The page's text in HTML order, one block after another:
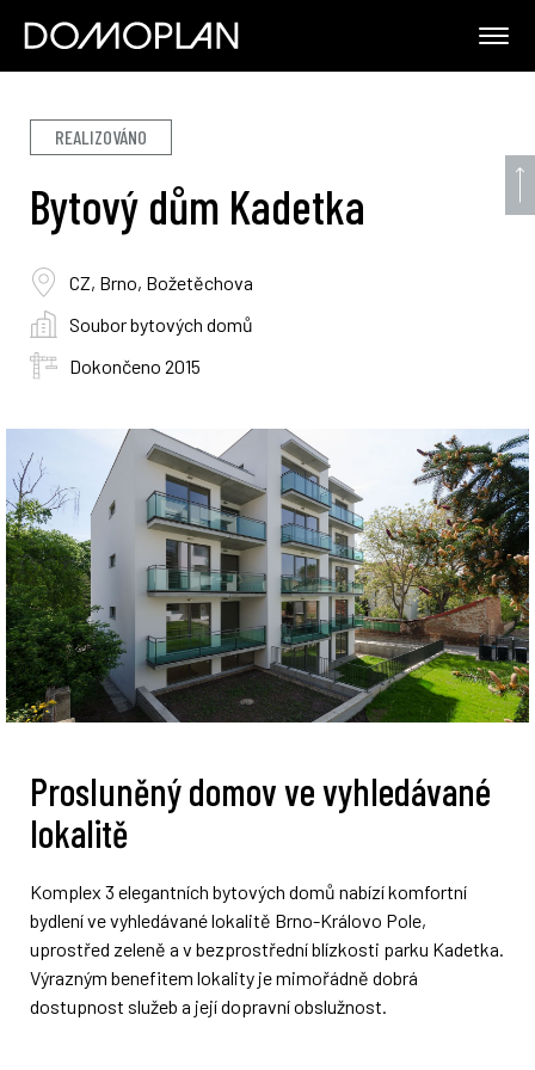
REALIZOVÁNO
Bytový dům Kadetka
CZ, Brno, Božetěchova
Soubor bytových domů
Dokončeno 2015
Prosluněný domov ve vyhledávané
lokalitě
Komplex 3 elegantních bytových domů nabízí komfortní
bydlení ve vyhledávané lokalitě Brno-Královo Pole,
uprostřed zeleně a v bezprostřední blízkosti parku Kadetka.
Výrazným benefitem lokality je mimořádně dobrá
dostupnost služeb a její dopravní obslužnost.